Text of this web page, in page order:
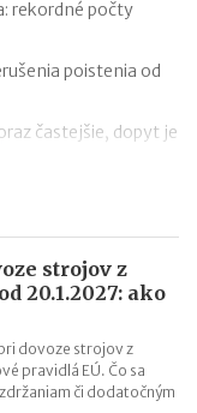
rekordné počty
poistenia od
častejšie, dopyt je
priniesť bez platenia
práv pre
peňazí aj ohrozenie
strojov z
20.1.2027: ako
dovoze strojov z
pravidlá EÚ. Čo sa
či dodatočným